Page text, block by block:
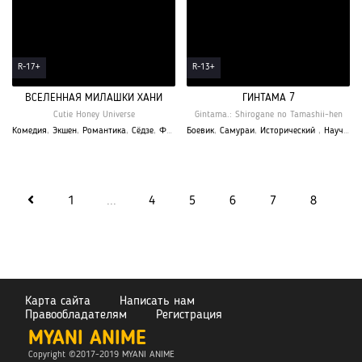
ВСЕЛЕННАЯ МИЛАШКИ ХАНИ
Cutie Honey Universe
Комедия, Экшен, Романтика, Сёдзе, Фантастика ,Магия,Аниме,Завершён, Весна
R-17+
ГИНТАМА 7
Gintama.: Shirogane no Tamashii-hen
Боевик, Самураи, Исторический , Научная фантастика
R-13+
1 ... 4 5 6 7 8
MYANI ANIME
Copyright ©2017-2019 MYANI ANIME
Карта сайта
Написать нам
Правообладателям
Регистрация